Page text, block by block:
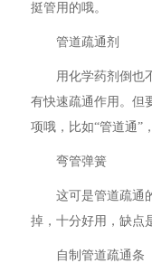
挺管用的哦。
管道疏通剂
用化学药剂倒也
有快速疏通作用。但
项哦，比如“管道通”
弯管弹簧
这可是管道疏通
掉，十分好用，缺点
自制管道疏通条